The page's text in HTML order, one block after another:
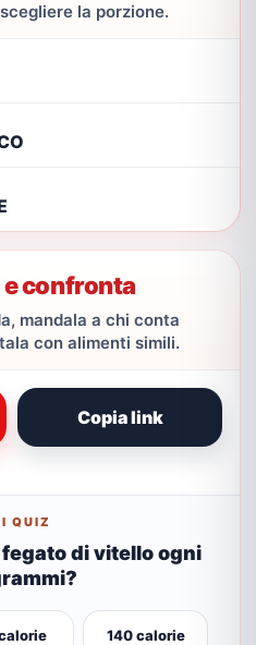
la porzione.
confronta
mandala a chi conta
con alimenti simili.
Copia link
QUIZ
di vitello ogni
140 calorie